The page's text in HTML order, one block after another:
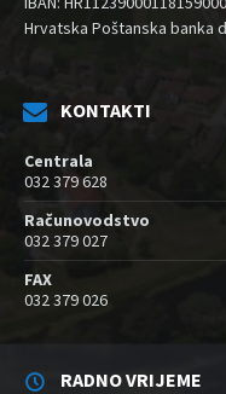
Hrvatska Poštanska banka
KONTAKTI
Centrala
032 379 628
Računovodstvo
032 379 027
FAX
032 379 026
RADNO VRIJEME